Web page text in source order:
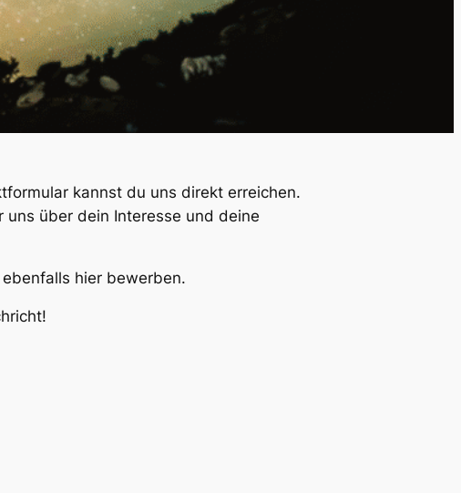
kannst du uns direkt errei­chen.
uns über dein Inter­es­se und dei­ne
hier bewerben.